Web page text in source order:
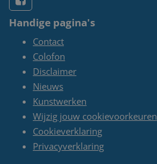
Handige pagina's
Contact
Colofon
Disclaimer
Nieuws
Kunstwerken
Wijzig jouw cookievoorkeuren
Cookieverklaring
Privacyverklaring